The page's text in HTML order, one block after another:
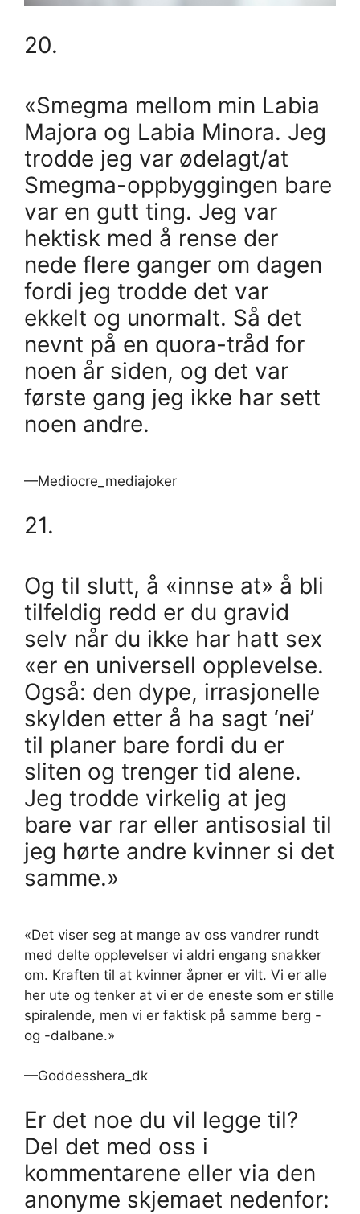
20.
«Smegma mellom min Labia
Majora og Labia Minora. Jeg
trodde jeg var ødelagt/at
Smegma-oppbyggingen bare
var en gutt ting. Jeg var
hektisk med å rense der
nede flere ganger om dagen
fordi jeg trodde det var
ekkelt og unormalt. Så det
nevnt på en quora-tråd for
noen år siden, og det var
første gang jeg ikke har sett
noen andre.
—Mediocre_mediajoker
21.
Og til slutt, å «innse at» å bli
tilfeldig redd er du gravid
selv når du ikke har hatt sex
«er en universell opplevelse.
Også: den dype, irrasjonelle
skylden etter å ha sagt ‘nei’
til planer bare fordi du er
sliten og trenger tid alene.
Jeg trodde virkelig at jeg
bare var rar eller antisosial til
jeg hørte andre kvinner si det
samme.»
«Det viser seg at mange av oss vandrer rundt
med delte opplevelser vi aldri engang snakker
om. Kraften til at kvinner åpner er vilt. Vi er alle
her ute og tenker at vi er de eneste som er stille
spiralende, men vi er faktisk på samme berg -
og -dalbane.»
—Goddesshera_dk
Er det noe du vil legge til?
Del det med oss ​​i
kommentarene eller via den
anonyme skjemaet nedenfor: